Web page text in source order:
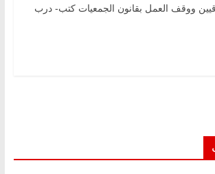
ووقف العمل بقانون الجمعيات كتب- درب